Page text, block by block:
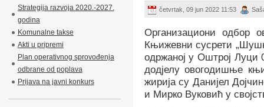
četvrtak, 09 jun 2022 11:53
Организациони одбор
Књижевни сусрети
одржаној у Оштрој Луци
додјелу овогодишње
жирија су Данијел
и Мирко Вуковић у
Strategija razvoja 2020.-2027.
godina
Komunalne takse
Akti u pripremi
Plan operativnog sprovođenja
odbrane od poplava
Prijava na javni konkurs